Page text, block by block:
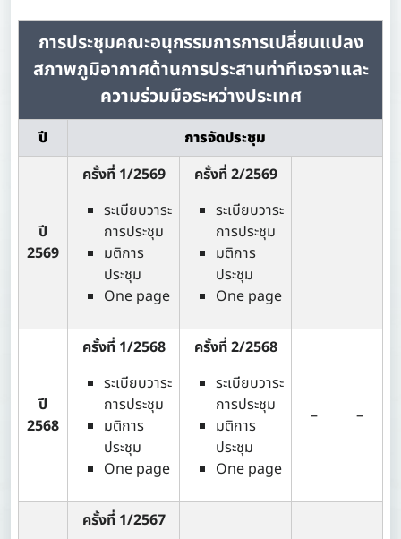
การประชุมคณะอนุกรรมการการเปลี่ยนแปลง
สภาพภูมิอากาศด้านการประสานท่าทีเจรจาและ
ความร่วมมือระหว่างประเทศ
ปี การจัดประชุม
ปี
2569
ครั้งที่ 1/2569
ระเบียบวาระ
การประชุม
มติการ
ประชุม
One page
ครั้งที่ 2/2569
ระเบียบวาระ
การประชุม
มติการ
ประชุม
One page
ปี
2568
ครั้งที่ 1/2568
ระเบียบวาระ
การประชุม
มติการ
ประชุม
One page
ครั้งที่ 2/2568
ระเบียบวาระ
การประชุม
มติการ
ประชุม
One page
– –
ครั้งที่ 1/2567